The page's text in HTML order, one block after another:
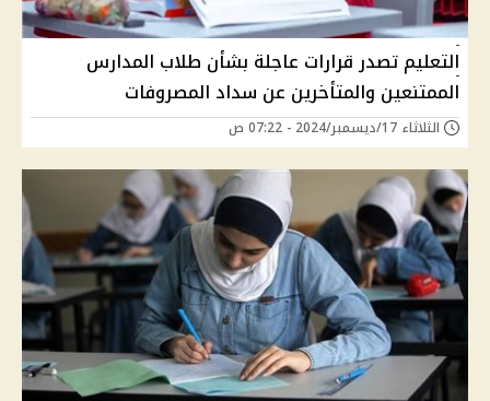
التعليم تصدر قرارات عاجلة بشأن طلاب المدارس
الممتنعين والمتأخرين عن سداد المصروفات
الثلاثاء 17/ديسمبر/2024 - 07:22 ص